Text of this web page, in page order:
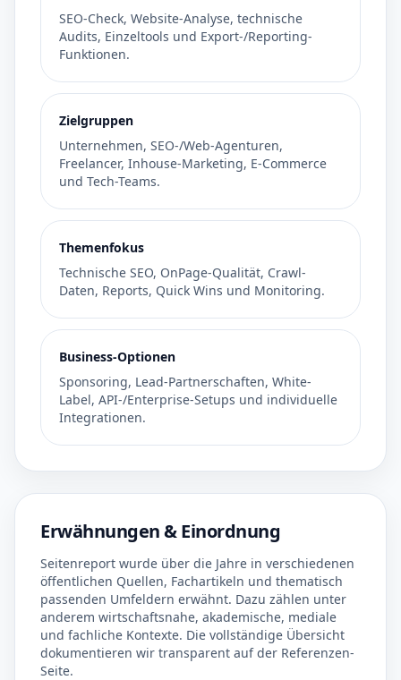
SEO-Check, Website-Analyse, technische
Audits, Einzeltools und Export-/Reporting-
Funktionen.
Zielgruppen
Unternehmen, SEO-/Web-Agenturen,
Freelancer, Inhouse-Marketing, E-Commerce
und Tech-Teams.
Themenfokus
Technische SEO, OnPage-Qualität, Crawl-
Daten, Reports, Quick Wins und Monitoring.
Business-Optionen
Sponsoring, Lead-Partnerschaften, White-
Label, API-/Enterprise-Setups und individuelle
Integrationen.
Erwähnungen & Einordnung
Seitenreport wurde über die Jahre in verschiedenen
öffentlichen Quellen, Fachartikeln und thematisch
passenden Umfeldern erwähnt. Dazu zählen unter
anderem wirtschaftsnahe, akademische, mediale
und fachliche Kontexte. Die vollständige Übersicht
dokumentieren wir transparent auf der Referenzen-
Seite.